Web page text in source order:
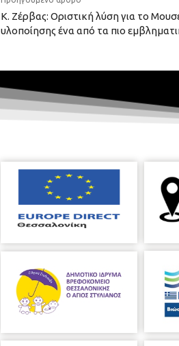
Κ. Ζέρβας: Οριστική λύση για το
υλοποίησης ένα από τα πιο